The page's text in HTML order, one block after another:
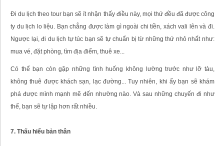
Đi du lịch theo tour bạn sẽ ít nhận thấy điều này, mọi thứ đều đã được công
ty du lịch lo liệu. Bạn chẳng được làm gì ngoài chi tiền, xách vali lên và đi.
Ngược lại, đi du lịch tự túc bạn sẽ tự chuẩn bị từ những thứ nhỏ nhất như:
mua vé, đặt phòng, tìm địa điểm, thuê xe...
Có thể bạn còn gặp những tình huống không lường trước như lỡ tàu,
không thuê được khách sạn, lạc đường... Tuy nhiên, khi ấy bạn sẽ khám
phá được mình mạnh mẽ đến nhường nào. Và sau những chuyến đi như
thế, bạn sẽ tự lập hơn rất nhiều.
7. Thấu hiểu bản thân